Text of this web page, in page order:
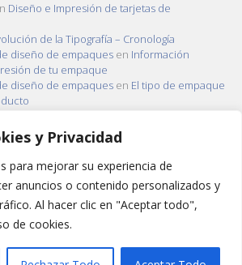
y Privacidad
para mejorar su experiencia de
anuncios o contenido personalizados y
Al hacer clic en "Aceptar todo",
de cookies.
Diseño e Impresión de tarjetas de
de la Tipografía – Cronología
diseño de empaques en Información
de tu empaque
diseño de empaques en El tipo de empaque
Copyright 2022 - Mundo Impreso